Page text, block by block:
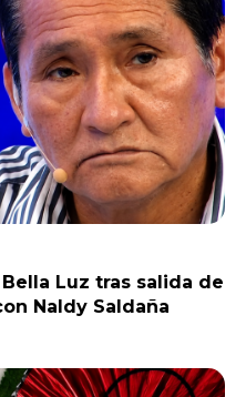
Luz tras salida de
Naldy Saldaña